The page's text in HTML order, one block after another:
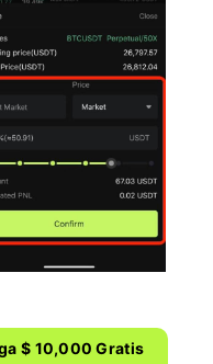
$ 10,000 Gratis